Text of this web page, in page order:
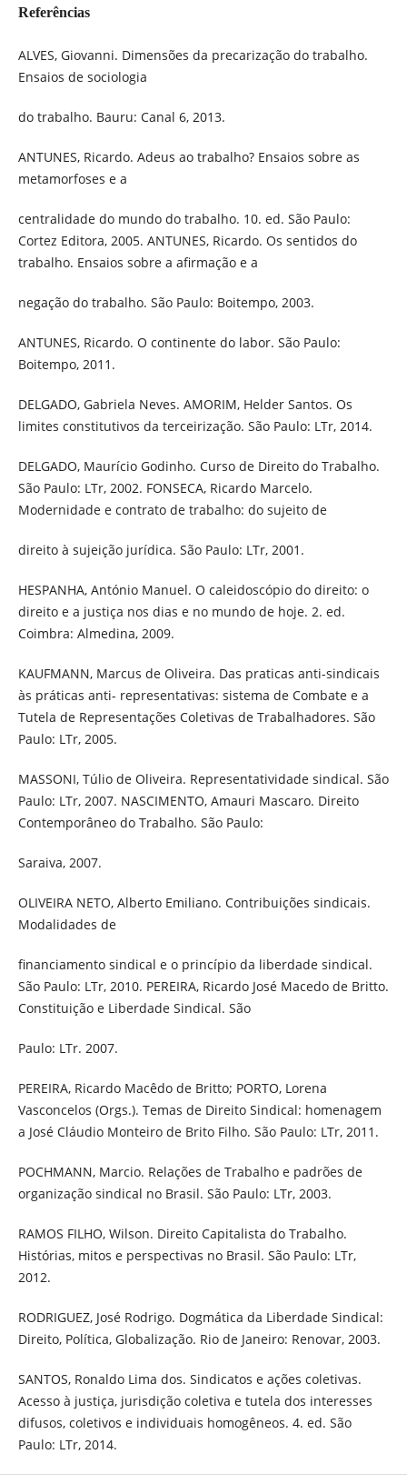
Referências
ALVES, Giovanni. Dimensões da precarização do trabalho.
Ensaios de sociologia
do trabalho. Bauru: Canal 6, 2013.
ANTUNES, Ricardo. Adeus ao trabalho? Ensaios sobre as
metamorfoses e a
centralidade do mundo do trabalho. 10. ed. São Paulo:
Cortez Editora, 2005. ANTUNES, Ricardo. Os sentidos do
trabalho. Ensaios sobre a afirmação e a
negação do trabalho. São Paulo: Boitempo, 2003.
ANTUNES, Ricardo. O continente do labor. São Paulo:
Boitempo, 2011.
DELGADO, Gabriela Neves. AMORIM, Helder Santos. Os
limites constitutivos da terceirização. São Paulo: LTr, 2014.
DELGADO, Maurício Godinho. Curso de Direito do Trabalho.
São Paulo: LTr, 2002. FONSECA, Ricardo Marcelo.
Modernidade e contrato de trabalho: do sujeito de
direito à sujeição jurídica. São Paulo: LTr, 2001.
HESPANHA, António Manuel. O caleidoscópio do direito: o
direito e a justiça nos dias e no mundo de hoje. 2. ed.
Coimbra: Almedina, 2009.
KAUFMANN, Marcus de Oliveira. Das praticas anti-sindicais
às práticas anti- representativas: sistema de Combate e a
Tutela de Representações Coletivas de Trabalhadores. São
Paulo: LTr, 2005.
MASSONI, Túlio de Oliveira. Representatividade sindical. São
Paulo: LTr, 2007. NASCIMENTO, Amauri Mascaro. Direito
Contemporâneo do Trabalho. São Paulo:
Saraiva, 2007.
OLIVEIRA NETO, Alberto Emiliano. Contribuições sindicais.
Modalidades de
financiamento sindical e o princípio da liberdade sindical.
São Paulo: LTr, 2010. PEREIRA, Ricardo José Macedo de Britto.
Constituição e Liberdade Sindical. São
Paulo: LTr. 2007.
PEREIRA, Ricardo Macêdo de Britto; PORTO, Lorena
Vasconcelos (Orgs.). Temas de Direito Sindical: homenagem
a José Cláudio Monteiro de Brito Filho. São Paulo: LTr, 2011.
POCHMANN, Marcio. Relações de Trabalho e padrões de
organização sindical no Brasil. São Paulo: LTr, 2003.
RAMOS FILHO, Wilson. Direito Capitalista do Trabalho.
Histórias, mitos e perspectivas no Brasil. São Paulo: LTr,
2012.
RODRIGUEZ, José Rodrigo. Dogmática da Liberdade Sindical:
Direito, Política, Globalização. Rio de Janeiro: Renovar, 2003.
SANTOS, Ronaldo Lima dos. Sindicatos e ações coletivas.
Acesso à justiça, jurisdição coletiva e tutela dos interesses
difusos, coletivos e individuais homogêneos. 4. ed. São
Paulo: LTr, 2014.